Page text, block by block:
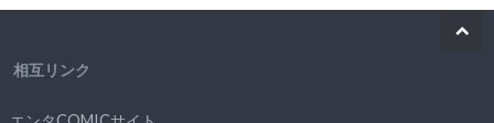
相互リンク